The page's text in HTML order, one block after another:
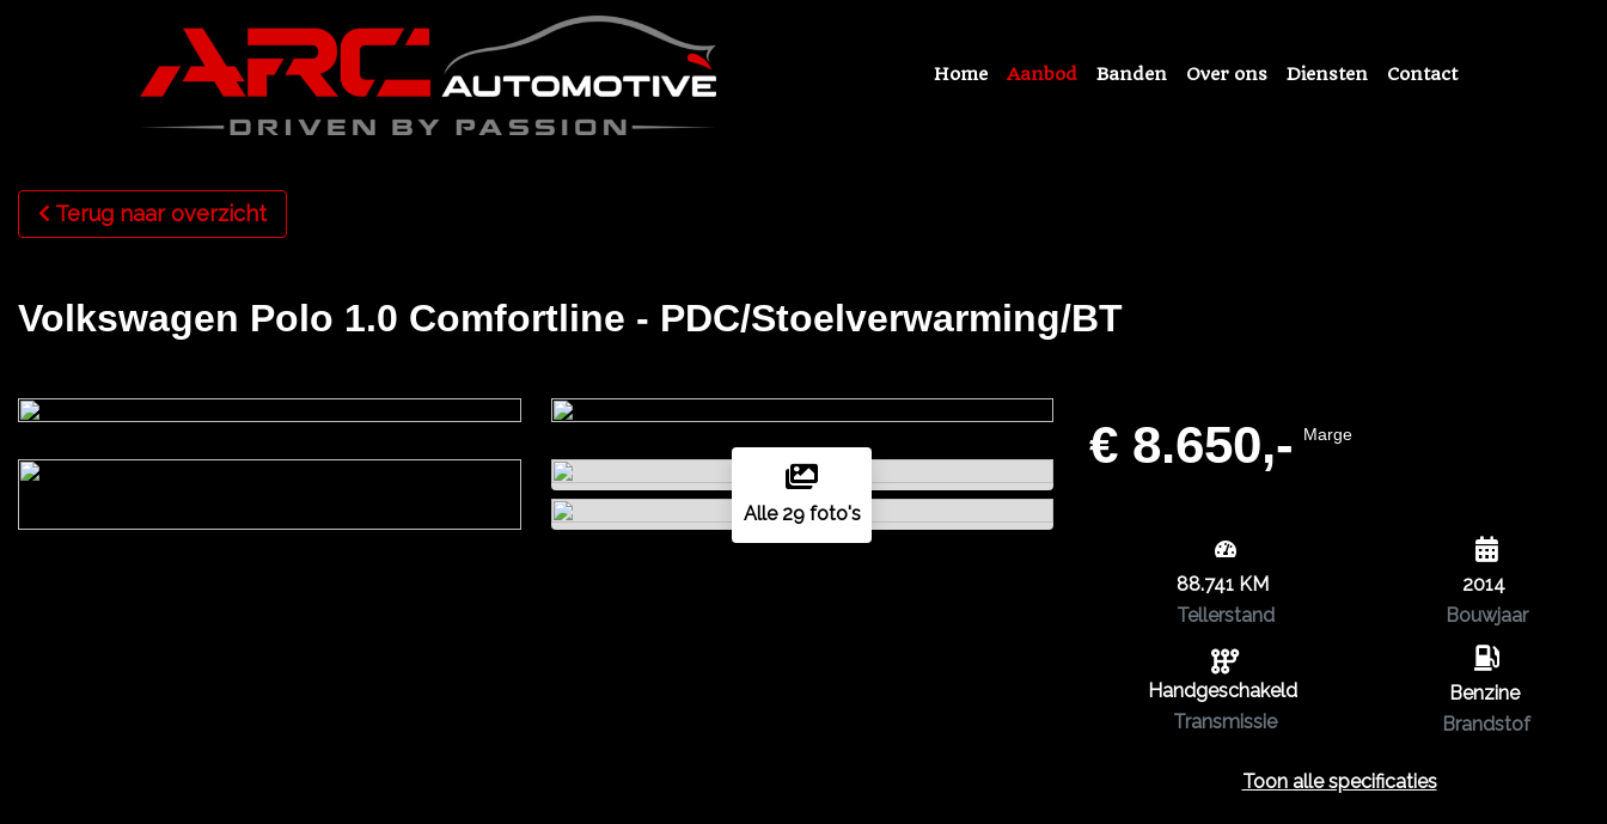
Home Aanbod Banden Over ons Diensten Contact
Terug naar overzicht
Volkswagen Polo 1.0 Comfortline - PDC/Stoelverwarming/BT
Alle 29 foto's
€ 8.650,- Marge
88.741 KM
Tellerstand
Handgeschakeld
Transmissie
2014
Bouwjaar
Benzine
Brandstof
Toon alle specificaties